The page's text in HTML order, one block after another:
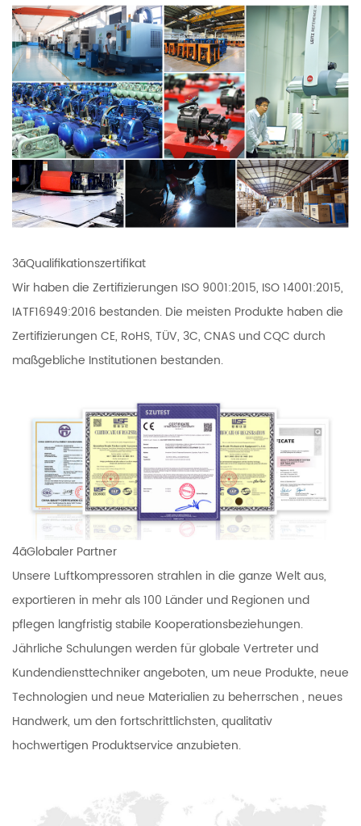
3ãQualifikationszertifikat
Wir haben die Zertifizierungen ISO 9001:2015, ISO 14001:2015,
IATF16949:2016 bestanden. Die meisten Produkte haben die
Zertifizierungen CE, RoHS, TÜV, 3C, CNAS und CQC durch
maßgebliche Institutionen bestanden.
4ãGlobaler Partner
Unsere Luftkompressoren strahlen in die ganze Welt aus,
exportieren in mehr als 100 Länder und Regionen und
pflegen langfristig stabile Kooperationsbeziehungen.
Jährliche Schulungen werden für globale Vertreter und
Kundendiensttechniker angeboten, um neue Produkte, neue
Technologien und neue Materialien zu beherrschen , neues
Handwerk, um den fortschrittlichsten, qualitativ
hochwertigen Produktservice anzubieten.